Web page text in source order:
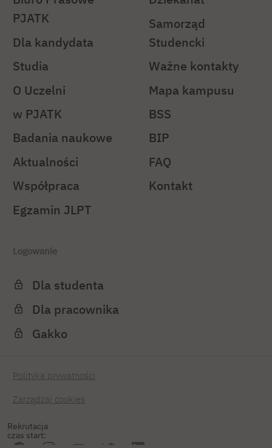
Rekrutacja
czas start:
PJATK
Dla kandydata
Studia
O Uczelni
w PJATK
Badania naukowe
Aktualności
Współpraca
Egzamin JLPT
Samorząd
Studencki
Ważne kontakty
Mapa kampusu
BSS
BIP
FAQ
Kontakt
Logowanie
Dla studenta
Dla pracownika
Gakko
Polityka prywatności
Zarządzaj cookies